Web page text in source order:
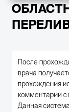
После
врача
прохождения
комментарии с
Данная